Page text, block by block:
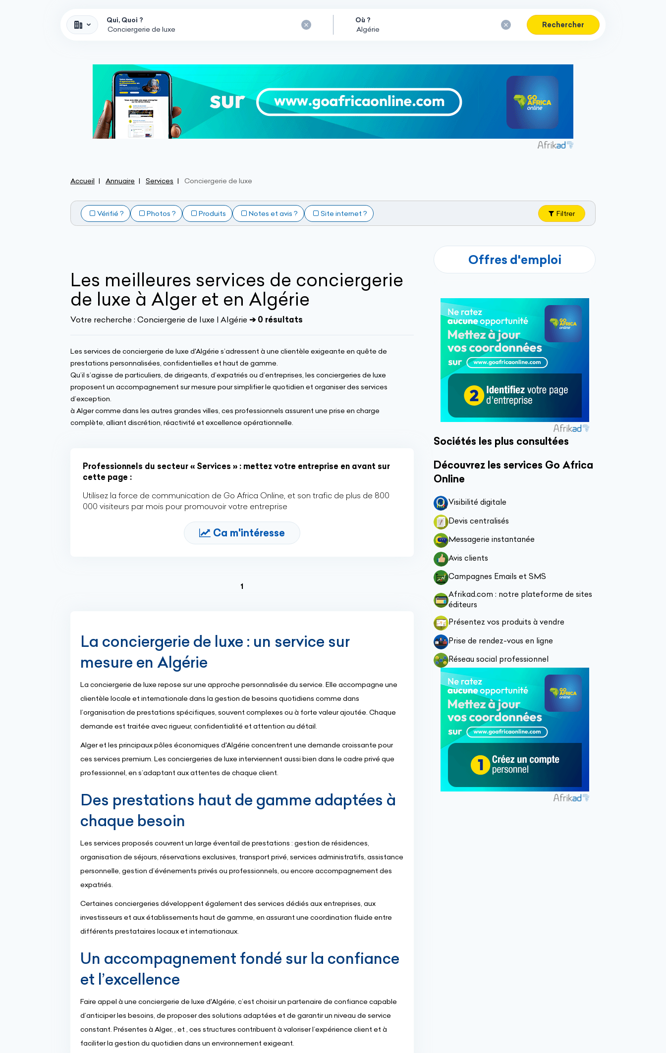
Qui, Quoi ? Où ?
Rechercher
Accueil Annuaire Services Conciergerie de luxe
Vérifié ? Photos ? Produits Notes et avis ? Site internet ? Filtrer
Les meilleures services de conciergerie
de luxe à Alger et en Algérie
Votre recherche : Conciergerie de luxe | Algérie ➔ 0 résultats
Les services de conciergerie de luxe d'Algérie s’adressent à une clientèle exigeante en quête de
prestations personnalisées, confidentielles et haut de gamme.
Qu’il s’agisse de particuliers, de dirigeants, d’expatriés ou d’entreprises, les conciergeries de luxe
proposent un accompagnement sur mesure pour simplifier le quotidien et organiser des services
d’exception.
à Alger comme dans les autres grandes villes, ces professionnels assurent une prise en charge
complète, alliant discrétion, réactivité et excellence opérationnelle.
Professionnels du secteur « Services » : mettez votre entreprise en avant sur
cette page :
Utilisez la force de communication de Go Africa Online, et son trafic de plus de 800
000 visiteurs par mois pour promouvoir votre entreprise
Ca m'intéresse
1(current)
La conciergerie de luxe : un service sur
mesure en Algérie
La conciergerie de luxe repose sur une approche personnalisée du service. Elle accompagne une
clientèle locale et internationale dans la gestion de besoins quotidiens comme dans
l’organisation de prestations spécifiques, souvent complexes ou à forte valeur ajoutée. Chaque
demande est traitée avec rigueur, confidentialité et attention au détail.
Alger et les principaux pôles économiques d'Algérie concentrent une demande croissante pour
ces services premium. Les conciergeries de luxe interviennent aussi bien dans le cadre privé que
professionnel, en s’adaptant aux attentes de chaque client.
Des prestations haut de gamme adaptées à
chaque besoin
Les services proposés couvrent un large éventail de prestations : gestion de résidences,
organisation de séjours, réservations exclusives, transport privé, services administratifs, assistance
personnelle, gestion d’événements privés ou professionnels, ou encore accompagnement des
expatriés.
Certaines conciergeries développent également des services dédiés aux entreprises, aux
investisseurs et aux établissements haut de gamme, en assurant une coordination fluide entre
différents prestataires locaux et internationaux.
Un accompagnement fondé sur la confiance
et l’excellence
Faire appel à une conciergerie de luxe d'Algérie, c’est choisir un partenaire de confiance capable
d’anticiper les besoins, de proposer des solutions adaptées et de garantir un niveau de service
constant. Présentes à Alger, , et , ces structures contribuent à valoriser l’expérience client et à
faciliter la gestion du quotidien dans un environnement exigeant.
Offres d'emploi
Sociétés les plus consultées
Découvrez les services Go Africa
Online
Visibilité digitale
Devis centralisés
Messagerie instantanée
Avis clients
Campagnes Emails et SMS
Afrikad.com : notre plateforme de sites
éditeurs
Présentez vos produits à vendre
Prise de rendez-vous en ligne
Réseau social professionnel